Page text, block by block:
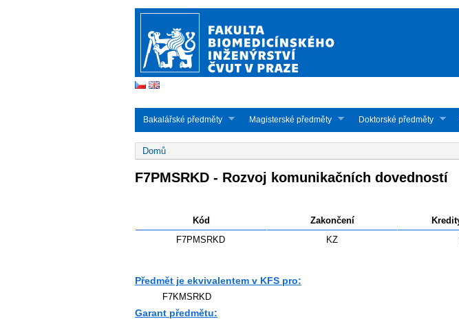
Studijní obory - CS
Bakalářské předměty Magisterské předměty Doktorské předměty
Jste zde
Domů
F7PMSRKD - Rozvoj komunikačních dovedností
Kód Zakončení
F7PMSRKD
KZ
Předmět je ekvivalentem v KFS pro:
F7KMSRKD
Garant předmětu: